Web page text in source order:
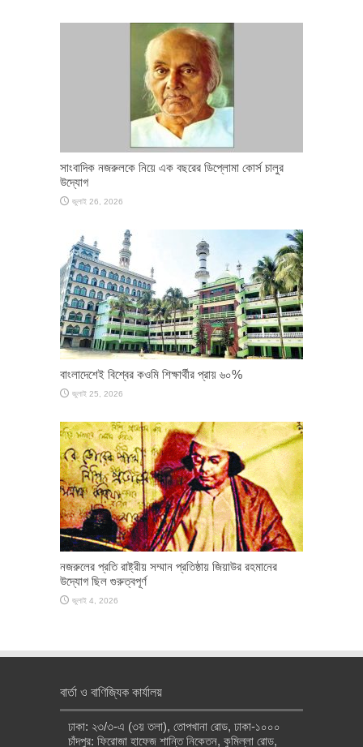
সাংবাদিক নজরুলকে নিয়ে এক বছরের ডিপ্লোমা কোর্স চালুর
উদ্যোগ
জুলাই 26, 2026
বাংলাদেশেই বিশ্বের কওমি শিক্ষার্থীর প্রায় ৬০%
জুলাই 25, 2026
নজরুলের প্রতি রাষ্ট্রীয় সম্মান প্রতিষ্ঠায় জিয়াউর রহমানের
উদ্যোগ ছিল গুরুত্বপূর্ণ
জুলাই 4, 2026
বার্তা ও বাণিজ্যিক কার্যালয়
ঢাকা: ২৩/৩-এ (৩য় তলা), তোপখানা রোড, ঢাকা-১০০০
চাঁদপুর: ফিরোজা হাফেজ শান্তি নিকেতন, কুমিল্লা রোড,